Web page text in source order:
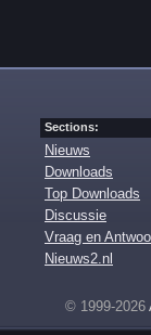
Sections:
Nieuws
Downloads
Top Downloads
Discussie
Vraag en
Nieuws2.nl
© 1999-2026